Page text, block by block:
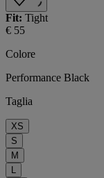
Fit: Tight
€ 55
Colore
Performance Black
Taglia
XS
S
M
L